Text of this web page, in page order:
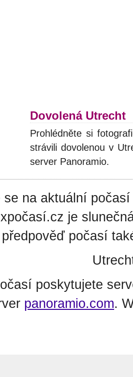
Dovolená Utrecht
Prohlédněte si
strávili dovolenou v
server Panoramio.
se na aktuální
je
předpověď počasí
poskytujete
panoramio.com.